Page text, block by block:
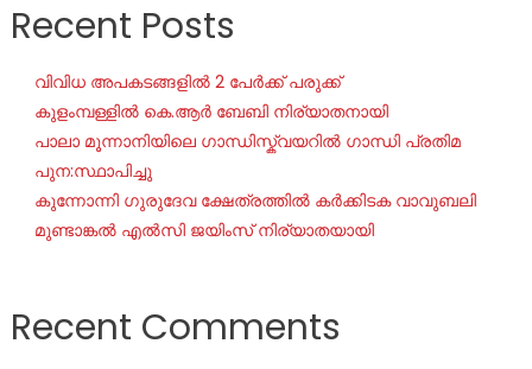
Recent Posts
വിവിധ അപകടങ്ങളിൽ 2 പേർക്ക് പരുക്ക്
കുളംമ്പള്ളിൽ കെ.ആർ ബേബി നിര്യാതനായി
പാലാ മൂന്നാനിയിലെ ഗാന്ധിസ്ക്വയറിൽ ഗാന്ധി പ്രതിമ
പുന:സ്ഥാപിച്ചു
കുന്നോന്നി ഗുരുദേവ ക്ഷേത്രത്തിൽ കർക്കിടക വാവുബലി
മുണ്ടാങ്കൽ എൽസി ജയിംസ് നിര്യാതയായി
Recent Comments